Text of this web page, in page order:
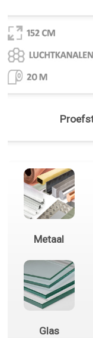
Metaal
Glas